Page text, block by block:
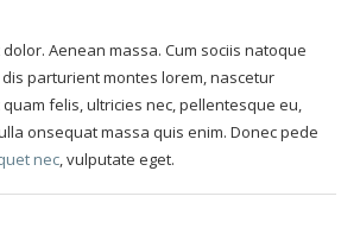
Aenean massa. Cum sociis natoque
parturient montes lorem, nascetur
felis, ultricies nec, pellentesque eu,
onsequat massa quis enim. Donec pede
nec, vulputate eget.